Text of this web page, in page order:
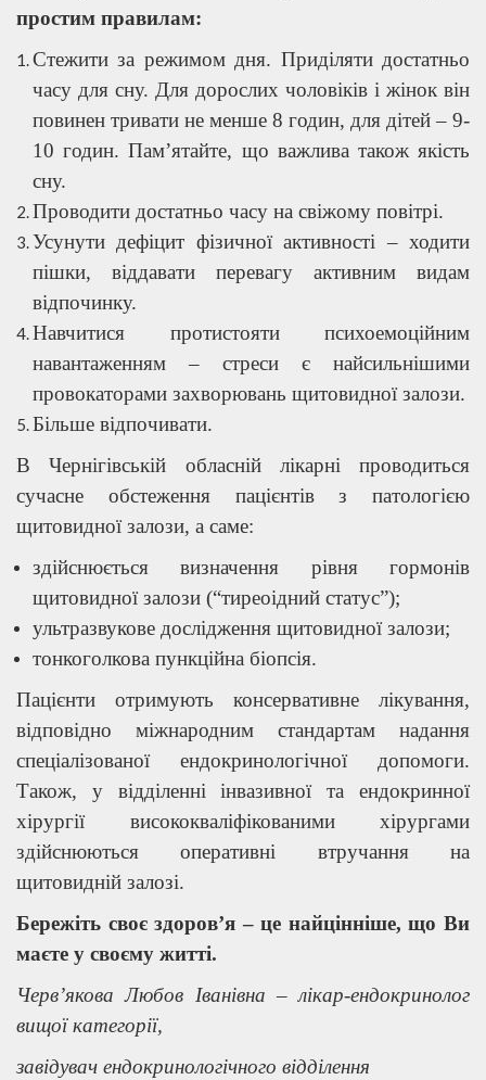
простим правилам:
Стежити за режимом дня. Приділяти достатньо
часу для сну. Для дорослих чоловіків і жінок він
повинен тривати не менше 8 годин, для дітей – 9-
10 годин. Пам’ятайте, що важлива також якість
сну.
Проводити достатньо часу на свіжому повітрі.
Усунути дефіцит фізичної активності – ходити
пішки, віддавати перевагу активним видам
відпочинку.
Навчитися протистояти психоемоційним
навантаженням – стреси є найсильнішими
провокаторами захворювань щитовидної залози.
Більше відпочивати.
В Чернігівській обласній лікарні проводиться
сучасне обстеження пацієнтів з патологією
щитовидної залози, а саме:
здійснюється визначення рівня гормонів
щитовидної залози (“тиреоідний статус”);
ультразвукове дослідження щитовидної залози;
тонкоголкова пункційна біопсія.
Пацієнти отримують консервативне лікування,
відповідно міжнародним стандартам надання
спеціалізованої ендокринологічної допомоги.
Також, у відділенні інвазивної та ендокринної
хірургії висококваліфікованими хірургами
здійснюються оперативні втручання на
щитовидній залозі.
Бережіть своє здоров’я – це найцінніше, що Ви
маєте у своєму житті.
Черв’якова Любов Іванівна – лікар-ендокринолог
вищої категорії,
завідувач ендокринологічного відділення